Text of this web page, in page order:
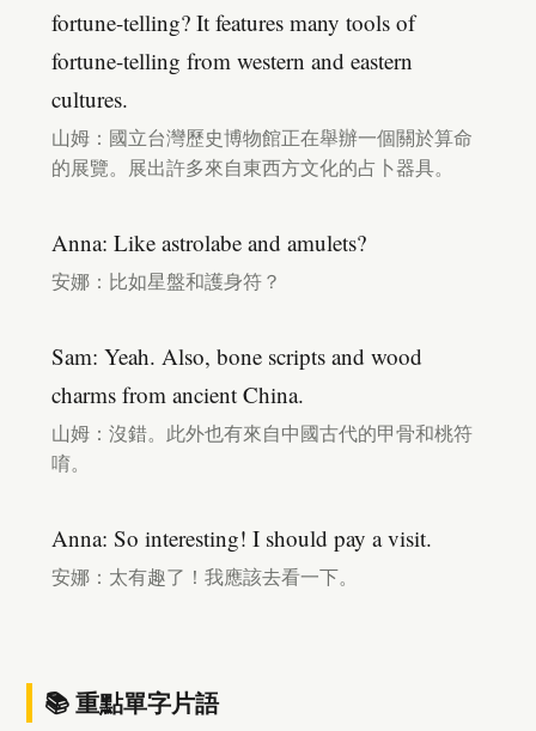
fortune-telling? It features many tools of
fortune-telling from western and eastern
cultures.
山姆：國立台灣歷史博物館正在舉辦一個關於算命
的展覽。展出許多來自東西方文化的占卜器具。
Anna: Like astrolabe and amulets?
安娜：比如星盤和護身符？
Sam: Yeah. Also, bone scripts and wood
charms from ancient China.
山姆：沒錯。此外也有來自中國古代的甲骨和桃符
唷。
Anna: So interesting! I should pay a visit.
安娜：太有趣了！我應該去看一下。
📚 重點單字片語